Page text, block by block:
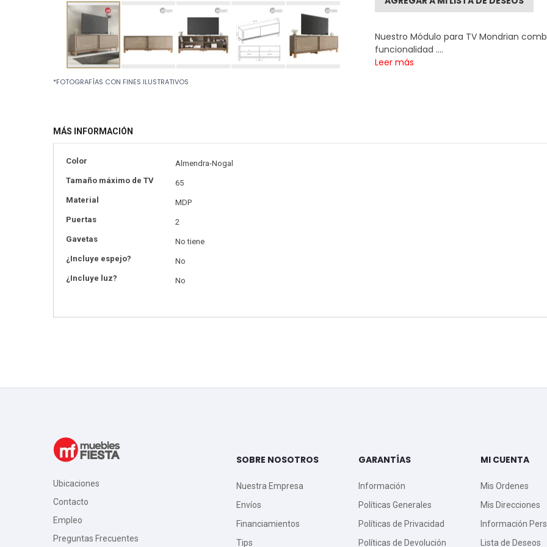
Nuestro Módulo para TV Mondrian
funcionalidad ....
Leer más
to
the
images
gallery
*FOTOGRAFÍAS CON FINES ILUSTRATIVOS
MÁS INFORMACIÓN
Más
Color
Almendra-Nogal
Tamaño máximo de TV
65
Material
MDP
Puertas
2
Gavetas
No tiene
¿Incluye espejo?
No
¿Incluye luz?
No
Ubicaciones
Contacto
Empleo
Preguntas Frecuentes
SOBRE NOSOTROS
Nuestra Empresa
Envíos
Financiamientos
Tips
GARANTÍAS
Información
Políticas Generales
Políticas de Privacidad
Políticas de Devolución
MI CUENTA
Mis Ordenes
Mis Direcciones
Información
Lista de Deseos